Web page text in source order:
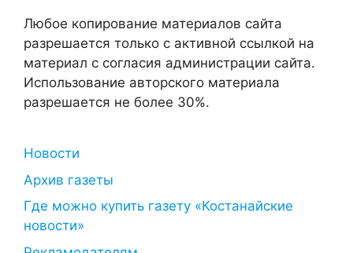
Любое копирование материалов сайта
разрешается только с активной ссылкой на
материал с согласия администрации сайта.
Использование авторского материала
разрешается не более 30%.
Новости
Архив газеты
Где можно купить газету «Костанайские
новости»